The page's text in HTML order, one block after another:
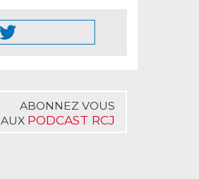
ABONNEZ VOUS
AUX PODCAST RCJ